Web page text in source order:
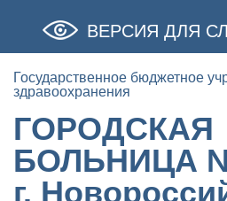
ВЕРСИЯ ДЛЯ
Государственное бюджетное
здравоохранения
ГОРОДСКАЯ
БОЛЬНИЦА
г.